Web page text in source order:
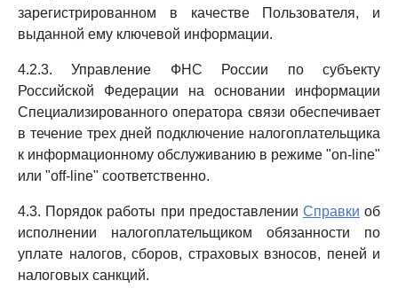
зарегистрированном в качестве Пользователя, и
выданной ему ключевой информации.
4.2.3. Управление ФНС России по субъекту
Российской Федерации на основании информации
Специализированного оператора связи обеспечивает
в течение трех дней подключение налогоплательщика
к информационному обслуживанию в режиме "on-line"
или "off-line" соответственно.
4.3. Порядок работы при предоставлении Справки об
исполнении налогоплательщиком обязанности по
уплате налогов, сборов, страховых взносов, пеней и
налоговых санкций.